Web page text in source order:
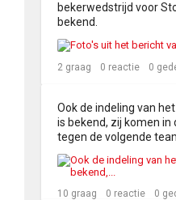
bekerwedstrijd voor
bekend.
2 graag 0 reactie 0
Ook de indeling van
is bekend, zij komen
tegen de volgende
10 graag 0 reactie 0